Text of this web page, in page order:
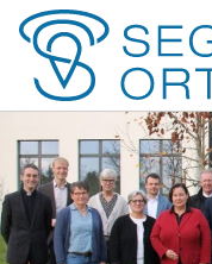
Weiter
zum
Inhalt